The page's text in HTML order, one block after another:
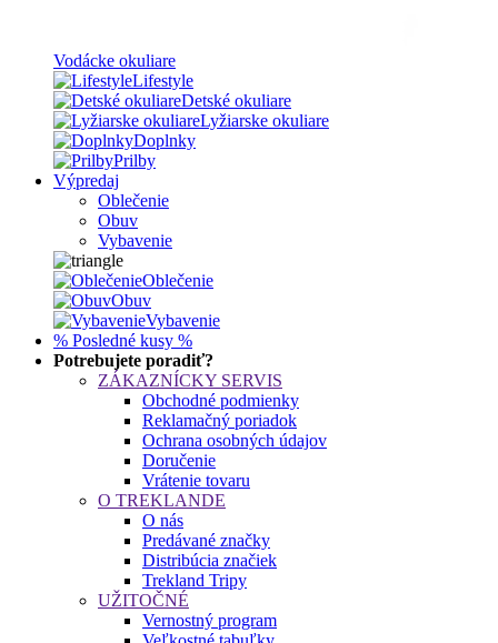
Vodácke okuliare
Lifestyle
Detské okuliare
Lyžiarske okuliare
Doplnky
Prilby
Výpredaj
Oblečenie
Obuv
Vybavenie
Oblečenie
Obuv
Vybavenie
% Posledné kusy %
Potrebujete poradiť?
ZÁKAZNÍCKY SERVIS
Obchodné podmienky
Reklamačný poriadok
Ochrana osobných údajov
Doručenie
Vrátenie tovaru
O TREKLANDE
O nás
Predávané značky
Distribúcia značiek
Trekland Tripy
UŽITOČNÉ
Vernostný program